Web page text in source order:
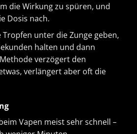
die Wirkung zu spüren, und
Dosis nach.
Tropfen unter die Zunge geben,
halten und dann
verzögert den
verlängert aber oft die
Vapen meist sehr schnell –